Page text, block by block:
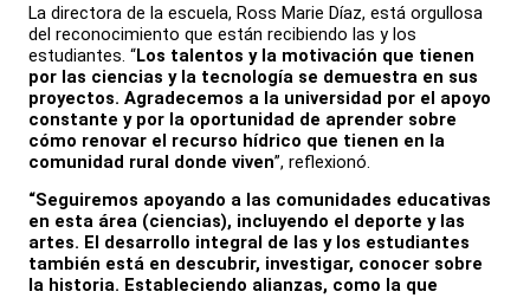
La directora de la escuela, Ross Marie Díaz, está orgullosa
del reconocimiento que están recibiendo las y los
estudiantes. “Los talentos y la motivación que tienen
por las ciencias y la tecnología se demuestra en sus
proyectos. Agradecemos a la universidad por el apoyo
constante y por la oportunidad de aprender sobre
cómo renovar el recurso hídrico que tienen en la
comunidad rural donde viven”, reflexionó.
“Seguiremos apoyando a las comunidades educativas
en esta área (ciencias), incluyendo el deporte y las
artes. El desarrollo integral de las y los estudiantes
también está en descubrir, investigar, conocer sobre
la historia. Estableciendo alianzas, como la que